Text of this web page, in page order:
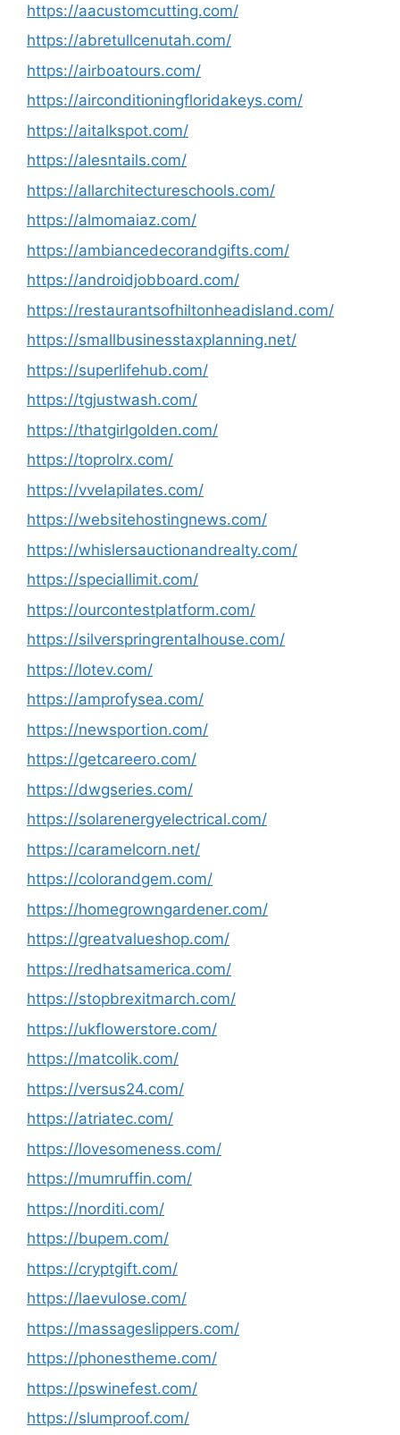
https://aacustomcutting.com/
https://abretullcenutah.com/
https://airboatours.com/
https://airconditioningfloridakeys.com/
https://aitalkspot.com/
https://alesntails.com/
https://allarchitectureschools.com/
https://almomaiaz.com/
https://ambiancedecorandgifts.com/
https://androidjobboard.com/
https://restaurantsofhiltonheadisland.com/
https://smallbusinesstaxplanning.net/
https://superlifehub.com/
https://tgjustwash.com/
https://thatgirlgolden.com/
https://toprolrx.com/
https://vvelapilates.com/
https://websitehostingnews.com/
https://whislersauctionandrealty.com/
https://speciallimit.com/
https://ourcontestplatform.com/
https://silverspringrentalhouse.com/
https://lotev.com/
https://amprofysea.com/
https://newsportion.com/
https://getcareero.com/
https://dwgseries.com/
https://solarenergyelectrical.com/
https://caramelcorn.net/
https://colorandgem.com/
https://homegrowngardener.com/
https://greatvalueshop.com/
https://redhatsamerica.com/
https://stopbrexitmarch.com/
https://ukflowerstore.com/
https://matcolik.com/
https://versus24.com/
https://atriatec.com/
https://lovesomeness.com/
https://mumruffin.com/
https://norditi.com/
https://bupem.com/
https://cryptgift.com/
https://laevulose.com/
https://massageslippers.com/
https://phonestheme.com/
https://pswinefest.com/
https://slumproof.com/